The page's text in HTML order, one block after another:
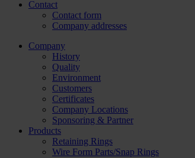
Contact
Contact form
Company addresses
Company
History
Quality
Environment
Customers
Certificates
Company Locations
Sponsoring & Partner
Products
Retaining Rings
Wire Form Parts/Snap Rings